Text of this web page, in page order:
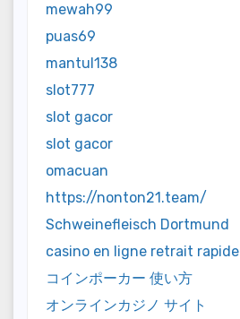
mewah99
puas69
mantul138
slot777
slot gacor
slot gacor
omacuan
https://nonton21.team/
Schweinefleisch Dortmund
casino en ligne retrait rapide
コインポーカー 使い方
オンラインカジノ サイト